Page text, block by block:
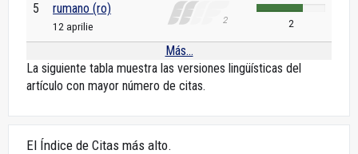
5 rumano (ro)
12 aprilie 2
Más...
La siguiente tabla muestra las versiones lingüísticas del
artículo con mayor número de citas.
El Índice de Citas más alto.